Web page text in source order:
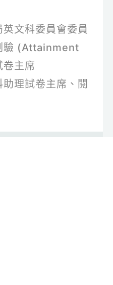
文科委員會委員
驗 (Attainment
主席
理試卷主席、閱